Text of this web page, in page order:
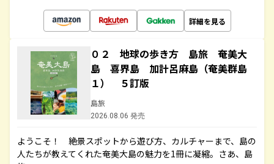
詳細を見る
０２ 地球の歩き方 島旅 奄美大
島 喜界島 加計呂麻島（奄美群島
１） ５訂版
島旅
2026.08.06 発売
ようこそ！ 絶景スポットから遊び方、カルチャーまで、島の
人たちが教えてくれた奄美大島の魅力を1冊に凝縮。さあ、島